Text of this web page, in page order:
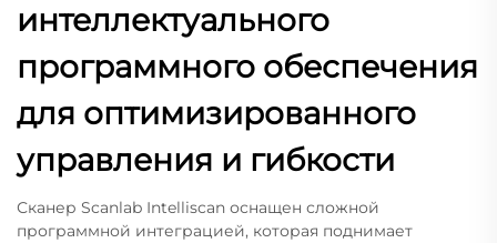
интеллектуального
программного обеспечения
для оптимизированного
управления и гибкости
Сканер Scanlab Intelliscan оснащен сложной
программной интеграцией, которая поднимает